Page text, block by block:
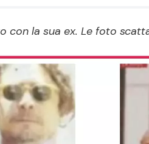
Mondo Mamma
Salute
Viaggi e Turismo
Festività
con la sua ex. Le foto